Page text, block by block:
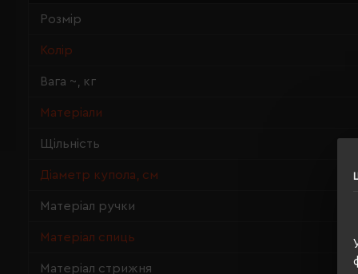
Розмір
Колір
Вага ~, кг
Матеріали
Щільність
Діаметр купола, см
Матеріал ручки
Матеріал спиць
Матеріал стрижня